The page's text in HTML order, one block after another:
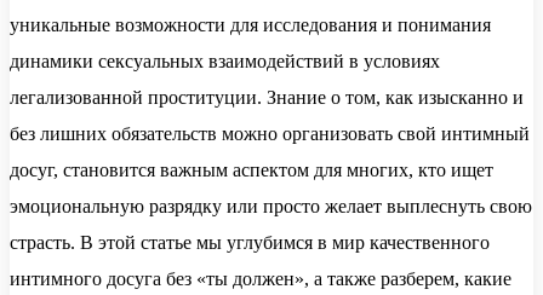
уникальные возможности для исследования и понимания
динамики сексуальных взаимодействий в условиях
легализованной проституции. Знание о том, как изысканно и
без лишних обязательств можно организовать свой интимный
досуг, становится важным аспектом для многих, кто ищет
эмоциональную разрядку или просто желает выплеснуть свою
страсть. В этой статье мы углубимся в мир качественного
интимного досуга без «ты должен», а также разберем, какие